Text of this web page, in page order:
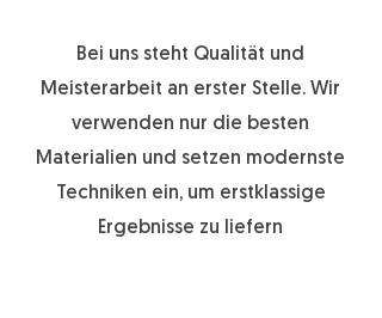
Bei uns steht Qualität und
Meisterarbeit an erster Stelle. Wir
verwenden nur die besten
Materialien und setzen modernste
Techniken ein, um erstklassige
Ergebnisse zu liefern